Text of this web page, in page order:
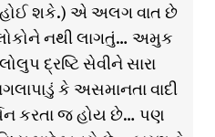
હોઈ શકે.) એ અલગ વાત છે
નથી લાગતું… અમુક
દ્રષ્ટિ સેવીને સારા
કે અસમાનતા વાદી
કરતા જ હોય છે… પણ